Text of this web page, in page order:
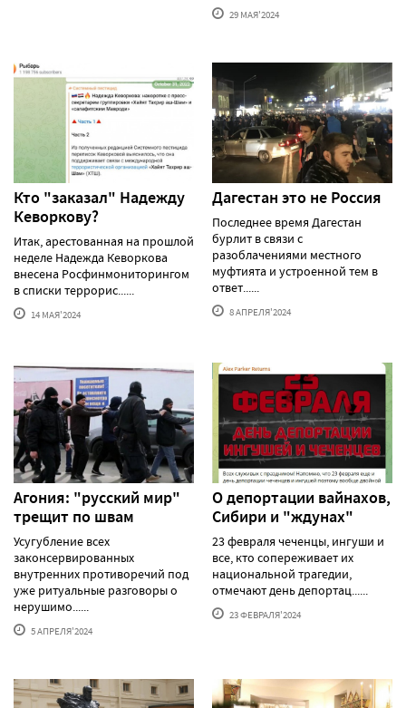
29 МАЯ'2024
Кто "заказал" Надежду
Кеворкову?
Итак, арестованная на прошлой
неделе Надежда Кеворкова
внесена Росфинмониторингом
в списки террорис......
14 МАЯ'2024
Дагестан это не Россия
Последнее время Дагестан
бурлит в связи с
разоблачениями местного
муфтията и устроенной тем в
ответ......
8 АПРЕЛЯ'2024
Агония: "русский мир"
трещит по швам
Усугубление всех
законсервированных
внутренних противоречий под
уже ритуальные разговоры о
нерушимо......
5 АПРЕЛЯ'2024
О депортации вайнахов,
Сибири и "ждунах"
23 февраля чеченцы, ингуши и
все, кто сопереживает их
национальной трагедии,
отмечают день депортац......
23 ФЕВРАЛЯ'2024